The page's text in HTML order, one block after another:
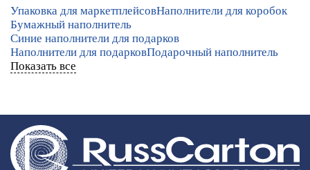
Упаковка для маркетплейсовНаполнители для коробок
Бумажный наполнитель
Синие наполнители для подарков
Наполнители для подарковПодарочный наполнитель
Показать все